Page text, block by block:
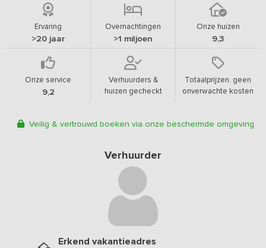
Ervaring
>20 jaar
Overnachtingen
>1 miljoen
Onze huizen
9,3
Onze service
9,2
Verhuurders &
huizen gecheckt
Totaalprijzen, geen
onverwachte kosten
Veilig & vertrouwd boeken via onze beschermde omgeving
Verhuurder
Erkend vakantieadres